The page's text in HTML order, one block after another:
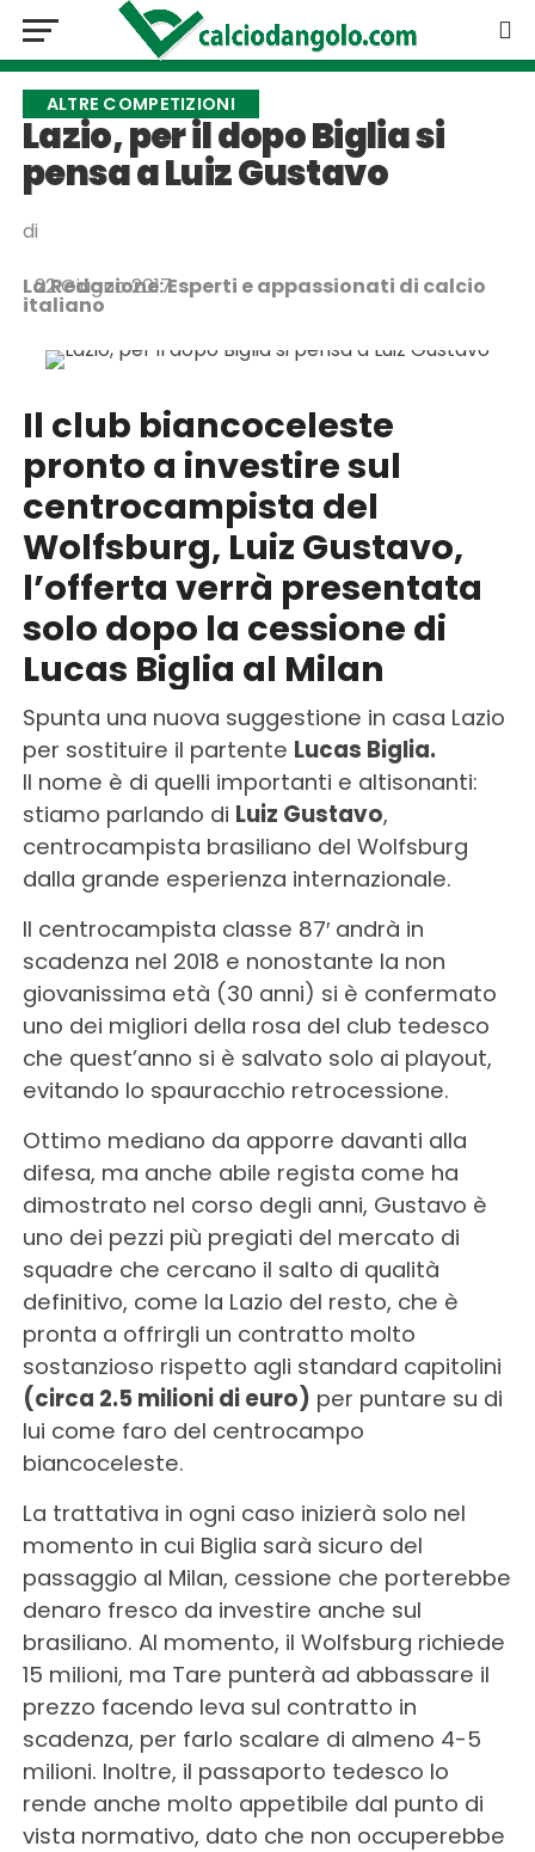
ALTRE COMPETIZIONI
Lazio, per il dopo Biglia si
pensa a Luiz Gustavo
di
La Redazione: Esperti e appassionati di calcio
italiano
22 Giugno 2017
Il club biancoceleste
pronto a investire sul
centrocampista del
Wolfsburg, Luiz Gustavo,
l’offerta verrà presentata
solo dopo la cessione di
Lucas Biglia al Milan
Spunta una nuova suggestione in casa Lazio
per sostituire il partente Lucas Biglia.
Il nome è di quelli importanti e altisonanti:
stiamo parlando di Luiz Gustavo,
centrocampista brasiliano del Wolfsburg
dalla grande esperienza internazionale.
Il centrocampista classe 87′ andrà in
scadenza nel 2018 e nonostante la non
giovanissima età (30 anni) si è confermato
uno dei migliori della rosa del club tedesco
che quest’anno si è salvato solo ai playout,
evitando lo spauracchio retrocessione.
Ottimo mediano da apporre davanti alla
difesa, ma anche abile regista come ha
dimostrato nel corso degli anni, Gustavo è
uno dei pezzi più pregiati del mercato di
squadre che cercano il salto di qualità
definitivo, come la Lazio del resto, che è
pronta a offrirgli un contratto molto
sostanzioso rispetto agli standard capitolini
(circa 2.5 milioni di euro) per puntare su di
lui come faro del centrocampo
biancoceleste.
La trattativa in ogni caso inizierà solo nel
momento in cui Biglia sarà sicuro del
passaggio al Milan, cessione che porterebbe
denaro fresco da investire anche sul
brasiliano. Al momento, il Wolfsburg richiede
15 milioni, ma Tare punterà ad abbassare il
prezzo facendo leva sul contratto in
scadenza, per farlo scalare di almeno 4-5
milioni. Inoltre, il passaporto tedesco lo
rende anche molto appetibile dal punto di
vista normativo, dato che non occuperebbe